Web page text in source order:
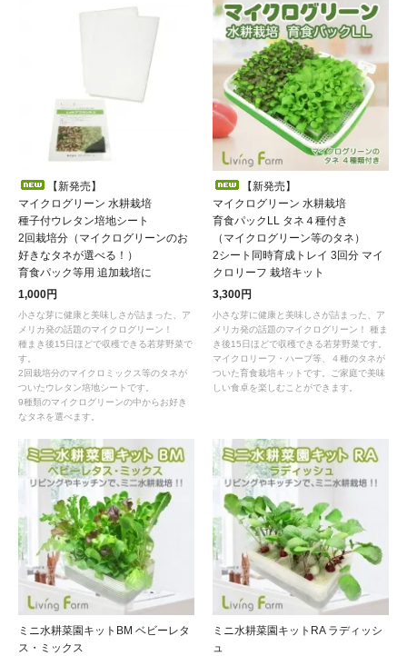
【新発売】
マイクログリーン 水耕栽培
種子付ウレタン培地シート
2回栽培分（マイクログリーンのお
好きなタネが選べる！）
育食パック等用 追加栽培に
1,000円
小さな芽に健康と美味しさが詰まった、ア
メリカ発の話題のマイクログリーン！
種まき後15日ほどで収穫できる若芽野菜で
す。
2回栽培分のマイクロミックス等のタネが
ついたウレタン培地シートです。
9種類のマイクログリーンの中からお好き
なタネを選べます。
【新発売】
マイクログリーン 水耕栽培
育食パックLL タネ４種付き
（マイクログリーン等のタネ）
2シート同時育成トレイ 3回分 マイ
クロリーフ 栽培キット
3,300円
小さな芽に健康と美味しさが詰まった、ア
メリカ発の話題のマイクログリーン！ 種ま
き後15日ほどで収穫できる若芽野菜です。
マイクロリーフ・ハーブ等、４種のタネが
ついた育食栽培キットです。ご家庭で美味
しい食卓を楽しむことができます。
ミニ水耕菜園キットBM ベビーレタ
ス・ミックス
ミニ水耕菜園キットRA ラディッシ
ュ